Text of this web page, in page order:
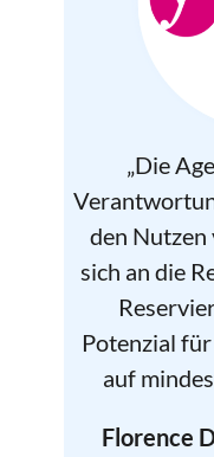
„Die
den Nutzen
sich an die
Potenzial
auf
Florence